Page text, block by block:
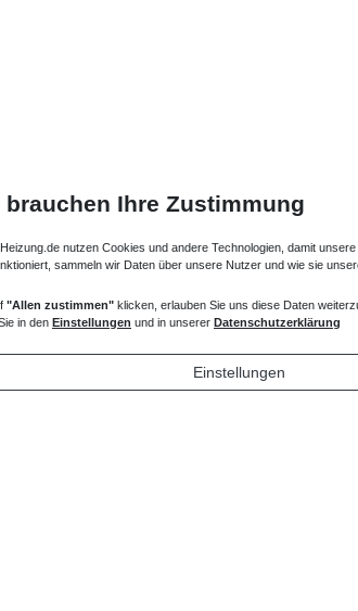
110 x 80 x 2,5 cm
*
Duschwanne
429,45 € *
*inkl. ges. MwSt.
brauchen Ihre Zustimmung
nutzen Cookies und andere Technologien, damit
sammeln wir Daten über unsere Nutzer und wie sie
"Allen zustimmen" klicken, erlauben Sie uns diese Daten
in den Einstellungen und in unserer Datenschutzerklärung
Einstellungen